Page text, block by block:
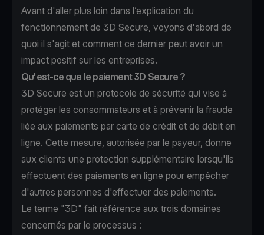
Avant d'aller plus loin dans l’explication du
fonctionnement de 3D Secure, voyons d'abord de
quoi il s'agit et comment ce dernier peut avoir un
impact positif sur les entreprises.
Qu'est-ce que le paiement 3D Secure ?
3D Secure est un protocole de sécurité qui vise à
protéger les consommateurs et à prévenir la fraude
liée aux paiements par carte de crédit et de débit en
ligne. Cette mesure, autorisée par le payeur, donne
aux clients une protection supplémentaire lorsqu'ils
effectuent des paiements en ligne pour empêcher
d'autres personnes d'effectuer des paiements.
Le terme "3D" fait référence aux trois domaines
concernés par le processus :